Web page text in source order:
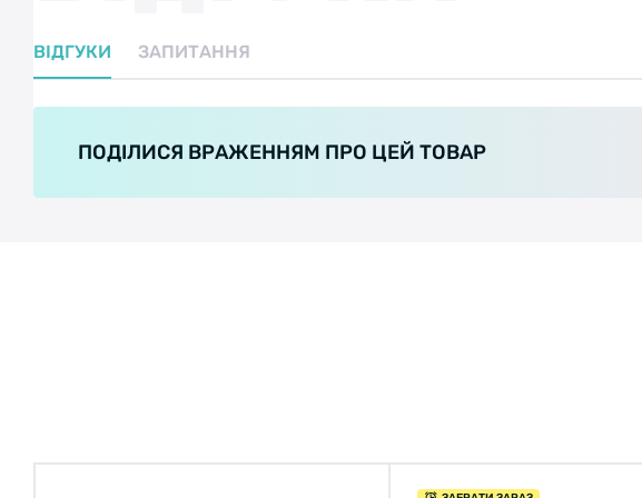
ВІДГУКИ ЗАПИТАННЯ
ПОДІЛИСЯ ВРАЖЕННЯМ ПРО ЦЕЙ ТОВАР